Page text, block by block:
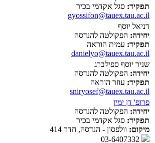
תפקיד: סגל אקדמי בכיר
gyossifon@tauex.tau.ac.il
דניאל יוסף
יחידה: הפקולטה להנדסה
תפקיד: עמית הוראה
danielyo@tauex.tau.ac.il
שניר יוסף ספילברג
יחידה: הפקולטה להנדסה
תפקיד: עוזר הוראה
sniryosef@tauex.tau.ac.il
פרופ' דן ימין
יחידה: הפקולטה להנדסה
תפקיד: סגל אקדמי בכיר
מיקום: וולפסון - הנדסה, חדר 414